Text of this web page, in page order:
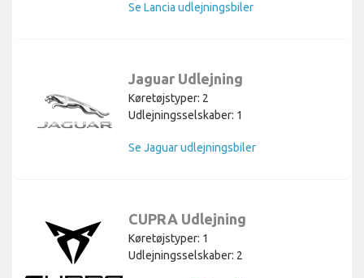
Se Lancia udlejningsbiler
Jaguar Udlejning
Køretøjstyper: 2
Udlejningsselskaber: 1
Se Jaguar udlejningsbiler
CUPRA Udlejning
Køretøjstyper: 1
Udlejningsselskaber: 2